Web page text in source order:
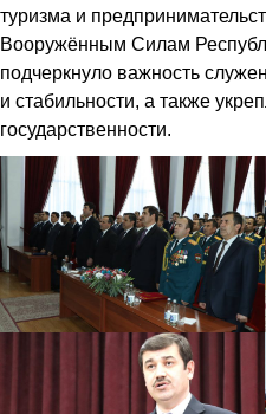
туризма и
Вооружённым Силам
подчеркнуло важность
и стабильности, а также
государственности.